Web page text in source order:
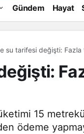
Gündem Hayat
su tarifesi değişti:
15
ödeme